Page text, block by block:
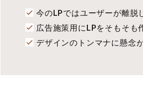
今のLPではユーザーが離脱
広告施策用にLPをそもそも
デザインのトンマナに懸念